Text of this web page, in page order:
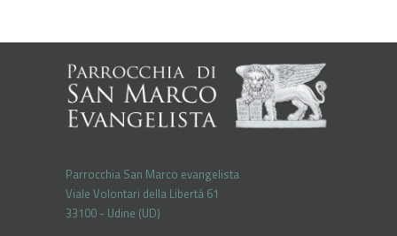
Parrocchia San Marco evangelista
Viale Volontari della Libertá 61
33100 - Udine (UD)